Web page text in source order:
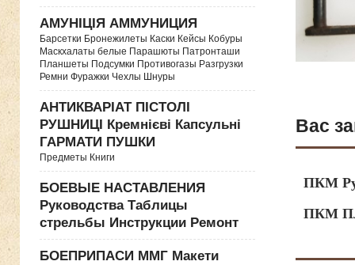
АМУНІЦІЯ АММУНИЦИЯ
Барсетки Бронежилеты Каски Кейсы Кобуры
Маскхалаты белые Парашюты Патронташи
Планшеты Подсумки Противогазы Разгрузки
Ремни Фуражки Чехлы Шнуры
АНТИКВАРІАТ ПІСТОЛІ
РУШНИЦІ Кремнієві Капсульні
ГАРМАТИ ПУШКИ
Предметы Книги
БОЕВЫЕ НАСТАВЛЕНИЯ
Руководства Таблицы
стрельбы Инструкции Ремонт
БОЕПРИПАСИ ММГ Макети
Вас
ПКМ
ПКМ